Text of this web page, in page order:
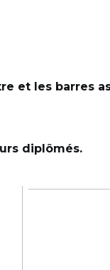
et les barres
diplômés.